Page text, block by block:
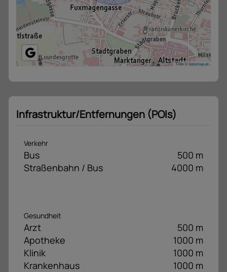
Tiles ©basemap.at
Infrastruktur/Entfernungen (POIs)
Verkehr
Bus
500 m
Straßenbahn / Bus
4000 m
Gesundheit
Arzt
500 m
Apotheke
1000 m
Klinik
1000 m
Krankenhaus
1000 m